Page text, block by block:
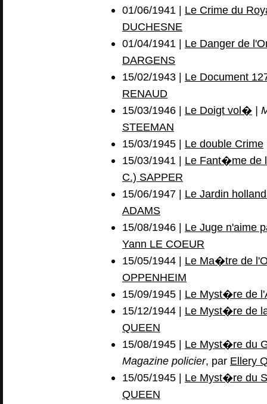
01/06/1941 | Le Crime du
DUCHESNE
01/04/1941 | Le Danger de
DARGENS
15/02/1943 | Le Document
RENAUD
15/03/1946 | Le Doigt vol� |
STEEMAN
15/03/1945 | Le double Crime
15/03/1941 | Le Fant�me de
C.) SAPPER
15/06/1947 | Le Jardin
ADAMS
15/08/1946 | Le Juge n'aime
Yann LE COEUR
15/05/1944 | Le Ma�tre de
OPPENHEIM
15/09/1945 | Le Myst�re de
15/12/1944 | Le Myst�re de
QUEEN
15/08/1945 | Le Myst�re du
Magazine policier, par Ellery
15/05/1945 | Le Myst�re du
QUEEN